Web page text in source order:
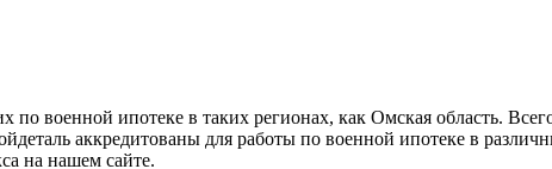
по военной ипотеке в таких регионах, как Омская область.
аккредитованы для работы по военной ипотеке в
на нашем сайте.